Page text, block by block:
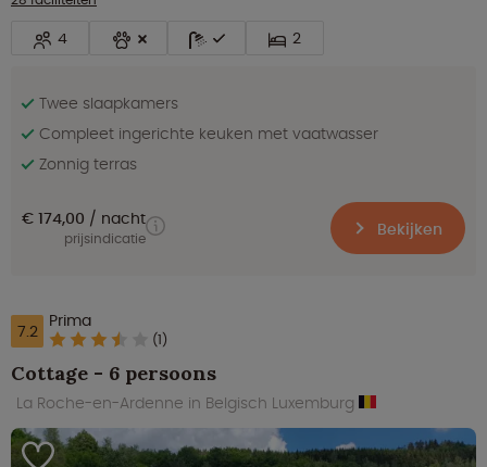
4 2
Twee slaapkamers
Compleet ingerichte keuken met vaatwasser
Zonnig terras
€ 174,00 nacht
prijsindicatie Bekijken
7.2 Prima
(1)
Cottage - 6 persoons
La Roche-en-Ardenne in Belgisch Luxemburg